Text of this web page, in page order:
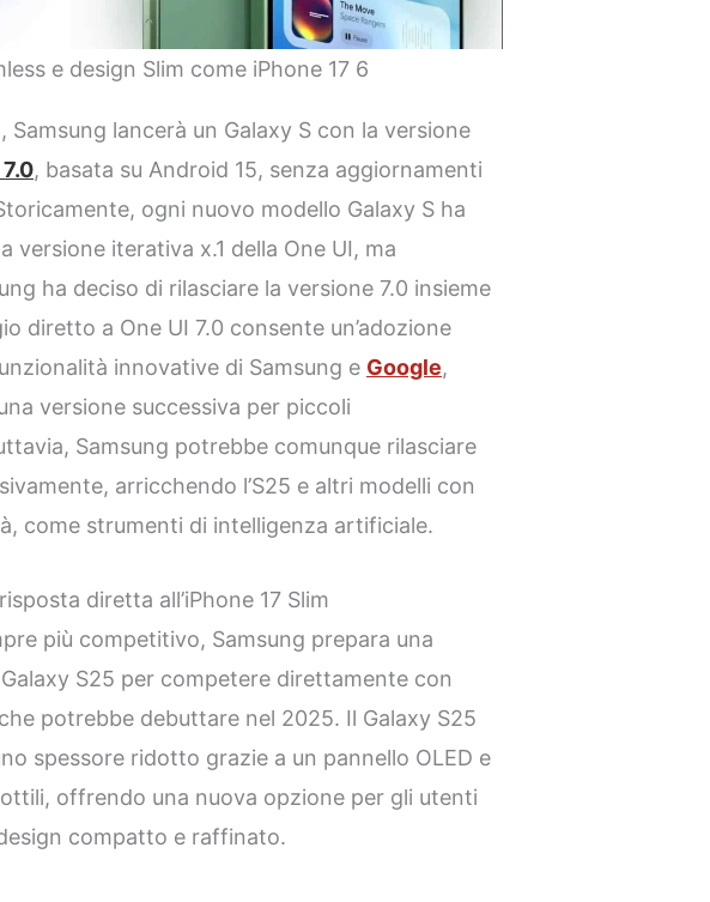
e design Slim come iPhone 17 6
Samsung lancerà un Galaxy S con la versione
, basata su Android 15, senza aggiornamenti
ogni nuovo modello Galaxy S ha
versione iterativa x.1 della One UI, ma
ha deciso di rilasciare la versione 7.0 insieme
diretto a One UI 7.0 consente un’adozione
innovative di Samsung e Google,
versione successiva per piccoli
Samsung potrebbe comunque rilasciare
arricchendo l’S25 e altri modelli con
come strumenti di intelligenza artificiale.
diretta all’iPhone 17 Slim
più competitivo, Samsung prepara una
S25 per competere direttamente con
potrebbe debuttare nel 2025. Il Galaxy S25
spessore ridotto grazie a un pannello OLED e
offrendo una nuova opzione per gli utenti
compatto e raffinato.